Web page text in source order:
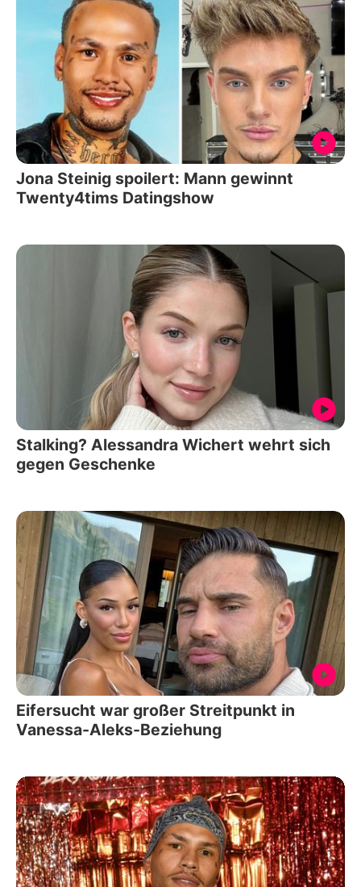
Jona Steinig spoilert: Mann gewinnt
Twenty4tims Datingshow
Stalking? Alessandra Wichert wehrt sich
gegen Geschenke
Eifersucht war großer Streitpunkt in
Vanessa-Aleks-Beziehung